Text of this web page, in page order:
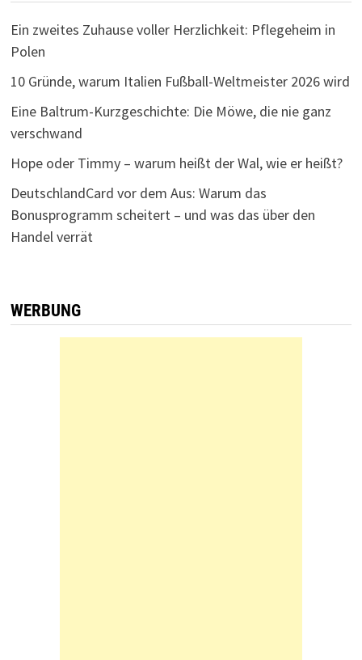
Ein zweites Zuhause voller Herzlichkeit: Pflegeheim in
Polen
10 Gründe, warum Italien Fußball-Weltmeister 2026 wird
Eine Baltrum-Kurzgeschichte: Die Möwe, die nie ganz
verschwand
Hope oder Timmy – warum heißt der Wal, wie er heißt?
DeutschlandCard vor dem Aus: Warum das
Bonusprogramm scheitert – und was das über den
Handel verrät
WERBUNG